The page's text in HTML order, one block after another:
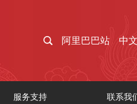
阿里巴巴站 中
服务支持 联系我